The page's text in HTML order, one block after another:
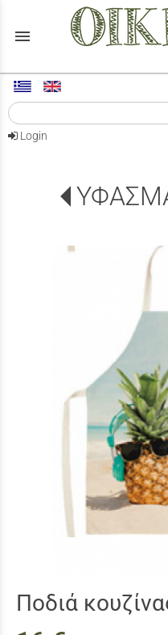
menu
Login
Ποδιά